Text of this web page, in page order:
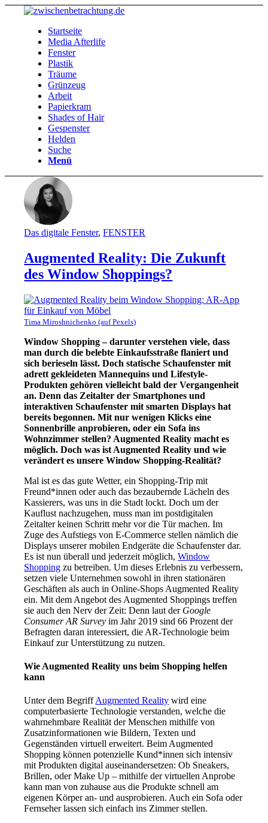
Startseite
Media Afterlife
Fenster
Plastik
Träume
Grünzeug
Arbeit
Papierkram
Shades of Hair
Gespenster
Helden
Suche
Menü
Das digitale Fenster,FENSTER
Augmented Reality: Die Zukunft
des Window Shoppings?
Tima Miroshnichenko (auf Pexels)
Window Shopping – darunter verstehen viele, dass
man durch die belebte Einkaufsstraße flaniert und
sich berieseln lässt. Doch statische Schaufenster mit
adrett gekleideten Mannequins und Lifestyle-
Produkten gehören vielleicht bald der Vergangenheit
an. Denn das Zeitalter der Smartphones und
interaktiven Schaufenster mit smarten Displays hat
bereits begonnen.Mit nur wenigen Klicks eine
Sonnenbrille anprobieren, oder ein Sofa ins
Wohnzimmer stellen? Augmented Reality macht es
möglich. Doch was ist Augmented Reality und wie
verändert es unsere Window Shopping-Realität?
Mal ist es das gute Wetter, ein Shopping-Trip mit
Freund*innen oder auch das bezaubernde Lächeln des
Kassierers, was uns in die Stadt lockt. Doch um der
Kauflust nachzugehen, muss man im postdigitalen
Zeitalter keinen Schritt mehr vor die Tür machen. Im
Zuge des Aufstiegs von E-Commerce stellen nämlich die
Displays unserer mobilen Endgeräte die Schaufenster dar.
Es ist nun überall und jederzeit möglich,Window
Shopping zu betreiben. Um dieses Erlebnis zu verbessern,
setzen viele Unternehmen sowohl in ihren stationären
Geschäften als auch in Online-Shops Augmented Reality
ein. Mit dem Angebot des Augmented Shoppings treffen
sie auch den Nerv der Zeit: Denn laut der Google
Consumer AR Survey im Jahr 2019 sind 66 Prozent der
Befragten daran interessiert, die AR-Technologie beim
Einkauf zur Unterstützung zu nutzen.
Wie Augmented Reality uns beim Shopping helfen
kann
Unter dem BegriffAugmented Reality wird eine
computerbasierte Technologie verstanden, welche die
wahrnehmbare Realität der Menschen mithilfe von
Zusatzinformationen wie Bildern, Texten und
Gegenständen virtuell erweitert. Beim Augmented
Shopping können potenzielle Kund*innen sich intensiv
mit Produkten digital auseinandersetzen: Ob Sneakers,
Brillen, oder Make Up – mithilfe der virtuellen Anprobe
kann man von zuhause aus die Produkte schnell am
eigenen Körper an- und ausprobieren. Auch ein Sofa oder
Fernseher lassen sich einfach ins Zimmer stellen.